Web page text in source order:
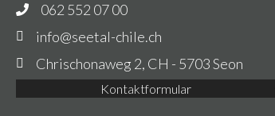
062 552 07 00
info@seetal-chile.ch
Chrischonaweg 2, CH - 5703 Seon
Kontaktformular